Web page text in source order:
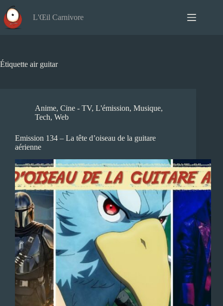
au
contenu
L'Œil Carnivore
Étiquette air guitar
Anime, Cine - TV, L'émission, Musique,
Tech, Web
Emission 134 – La tête d’oiseau de la guitare
aérienne